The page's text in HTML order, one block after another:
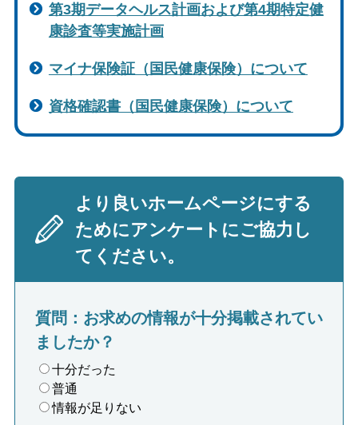
第3期データヘルス計画および第4期特定健
康診査等実施計画
マイナ保険証（国民健康保険）について
資格確認書（国民健康保険）について
より良いホームページにする
ためにアンケートにご協力し
てください。
質問：お求めの情報が十分掲載されてい
ましたか？
十分だった
普通
情報が足りない